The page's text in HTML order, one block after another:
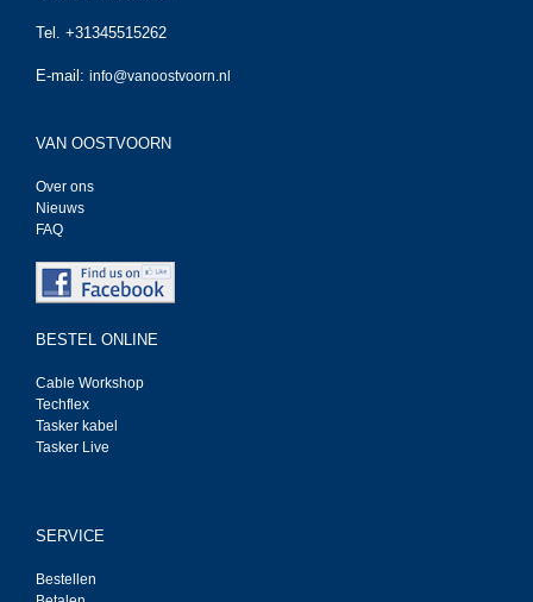
Tel. +31345515262
E-mail: info@vanoostvoorn.nl
VAN OOSTVOORN
Over ons
Nieuws
FAQ
BESTEL ONLINE
Cable Workshop
Techflex
Tasker kabel
Tasker Live
SERVICE
Bestellen